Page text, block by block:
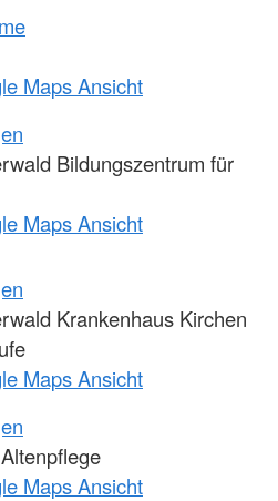
Maps Ansicht
Bildungszentrum für
Maps Ansicht
Krankenhaus Kirchen
Maps Ansicht
Maps Ansicht